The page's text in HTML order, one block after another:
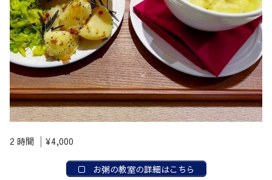
2 時間 │¥4,000
お粥の教室の詳細はこちら